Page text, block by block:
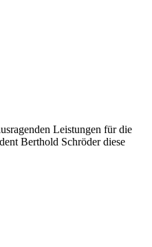
Leistungen für die
Berthold Schröder diese